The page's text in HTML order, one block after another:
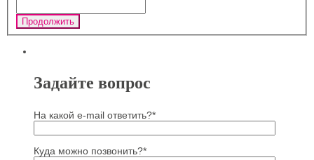
Продолжить
Задайте вопрос
На какой e-mail ответить?*
Куда можно позвонить?*